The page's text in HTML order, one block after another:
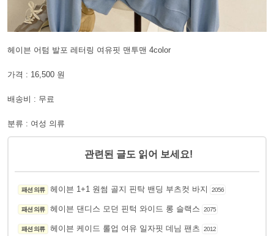
헤이븐 어텀 발포 레터링 여유핏 맨투맨 4color
가격 : 16,500 원
배송비 : 무료
분류 : 여성 의류
관련된 글도 읽어 보세요!
패션 의류 헤이븐 1+1 원썸 골지 핀탁 밴딩 부츠컷 바지 2056
패션 의류 헤이븐 댄디스 모던 핀턱 와이드 롱 슬랙스 2075
패션 의류 헤이븐 케이드 롤업 여유 일자핏 데님 팬츠 2012